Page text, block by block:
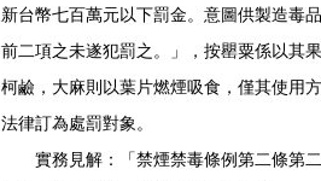
新台幣七百萬元以下罰金。意圖供製造毒
前二項之未遂犯罰之。」，按罌粟係以其
柯鹼，大麻則以葉片燃煙吸食，僅其使用
法律訂為處罰對象。
實務見解：「禁煙禁毒條例第二條第二